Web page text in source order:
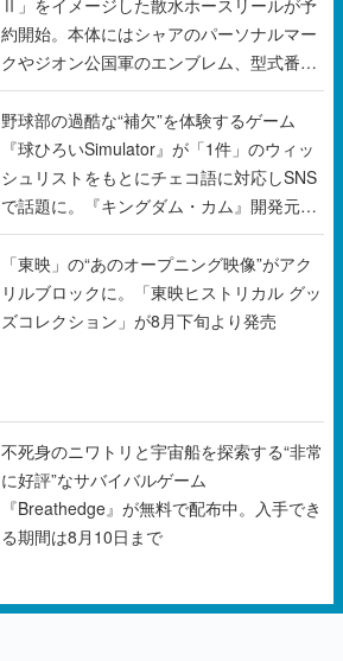
野球部の過酷な“補欠”を体験するゲーム
『球ひろいSimulator』が「1件」のウィッ
シュリストをもとにチェコ語に対応しSNS
で話題に。『キングダム・カム』開発元や
チェコのプロ野球選手から称賛の声
「東映」の“あのオープニング映像”がアク
リルブロックに。「東映ヒストリカル グッ
ズコレクション」が8月下旬より発売
『Breathedge』が無料で配布中。入手でき
る期間は8月10日まで